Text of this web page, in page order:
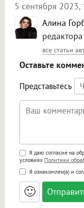
Алина
редактора
все статьи
5 сентября 2023,
Оставьте
Представьтесь
Поддержка
<b>, <strong>,
<small>,
<blockquote>,
адреса URL
ссылками, и
Я даю согласие на
условиях Политики
Я ознакомлен(а) и
🙂